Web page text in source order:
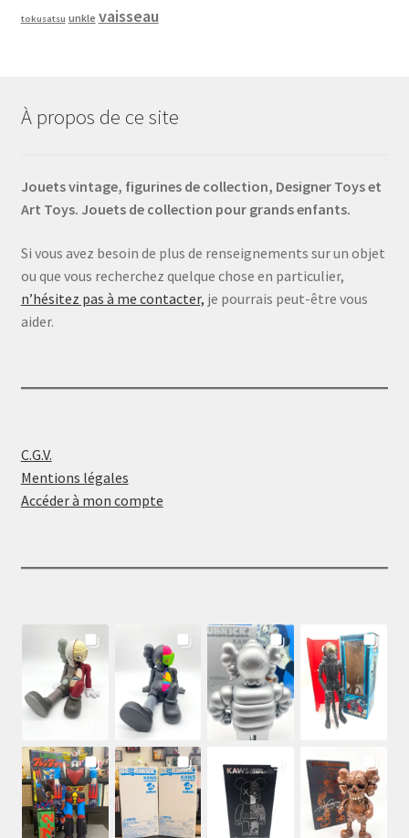
tokusatsu unkle vaisseau
À propos de ce site
Jouets vintage, figurines de collection, Designer Toys et
Art Toys. Jouets de collection pour grands enfants.
Si vous avez besoin de plus de renseignements sur un objet
ou que vous recherchez quelque chose en particulier,
n’hésitez pas à me contacter, je pourrais peut-être vous
aider.
C.G.V.
Mentions légales
Accéder à mon compte